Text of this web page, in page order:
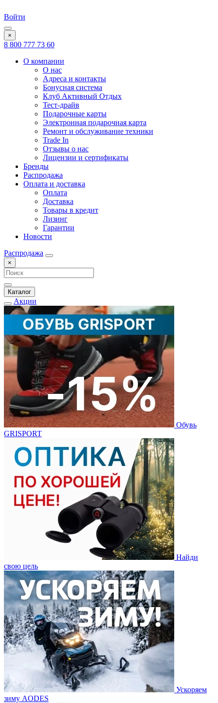
Войти
×
8 800 777 73 60
О компании
О нас
Адреса и контакты
Бонусная система
Клуб Активный Отдых
Тест-драйв
Подарочные карты
Электронная подарочная карта
Ремонт и обслуживание техники
Trade In
Отзывы о нас
Лицензии и сертификаты
Бренды
Распродажа
Оплата и доставка
Оплата
Доставка
Товары в кредит
Лизинг
Гарантии
Новости
Распродажа
×
Каталог
Акции
Обувь
GRISPORT
Найди
свою цель
Ускоряем
зиму AODES